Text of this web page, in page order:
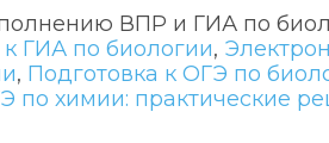
ВПР и ГИА по
ГИА по биологии,
, Подготовка к ОГЭ по
по химии: практические